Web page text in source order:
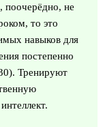
поочерёдно, не
то это
навыков для
постепенно
Тренируют